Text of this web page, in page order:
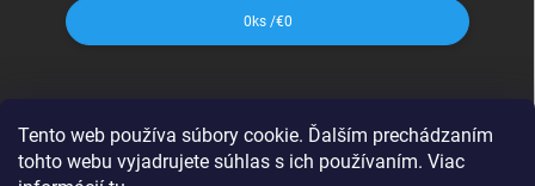
Tento web používa súbory cookie. Ďalším prechádzaním
tohto webu vyjadrujete súhlas s ich používaním. Viac
0 ks /€0
VKÚ Harmanec
CBS Slovensko